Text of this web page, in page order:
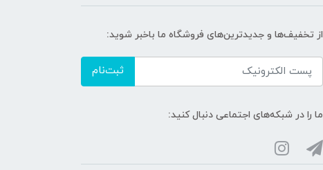
از تخفیف‌ها و جدیدترین‌های فروشگاه ما باخبر شوید:
ثبت‌نام
ما را در شبکه‌های اجتماعی دنبال کنید: